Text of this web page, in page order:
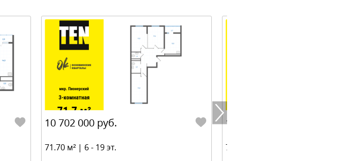
10 702 000 руб.
71.70 м² | 6 - 19 эт.
10 496 000 руб.
71.70 м² | 7 - 19 эт.